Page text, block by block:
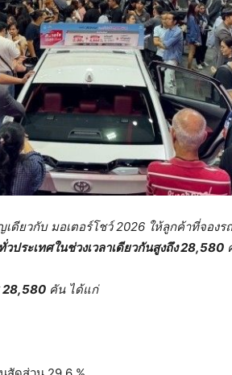
ดียวกับ มอเตอร์โชว์2026 ให้ลูกค้าที่จอง
ประเทศในช่วงเวลาเดียวกันสูงถึง28,580
28,580 คัน ได้แก่